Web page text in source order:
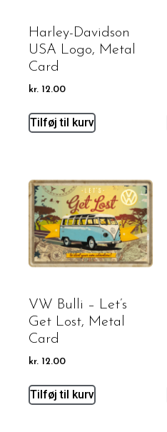
Harley-Davidson
USA Logo, Metal
Card
kr. 12.00
Tilføj til kurv
VW Bulli – Let’s
Get Lost, Metal
Card
kr. 12.00
Tilføj til kurv